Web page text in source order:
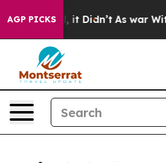
AGP PICKS
Well, it Didn’t As war With